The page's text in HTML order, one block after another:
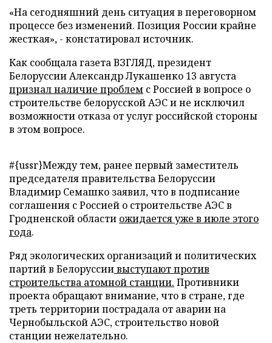
«На сегодняшний день ситуация в переговорном
процессе без изменений. Позиция России крайне
жесткая», - констатировал источник.
Как сообщала газета ВЗГЛЯД, президент
Белоруссии Александр Лукашенко 13 августа
признал наличие проблем с Россией в вопросе о
строительстве белорусской АЭС и не исключил
возможности отказа от услуг российской стороны
в этом вопросе.
#{ussr}Между тем, ранее первый заместитель
председателя правительства Белоруссии
Владимир Семашко заявил, что в подписание
соглашения с Россией о строительстве АЭС в
Гродненской области ожидается уже в июле этого
года.
Ряд экологических организаций и политических
партий в Белоруссиивыступают против
строительства атомной станции. Противники
проекта обращают внимание, что в стране, где
треть территории пострадала от аварии на
Чернобыльской АЭС, строительство новой
станции нежелательно.